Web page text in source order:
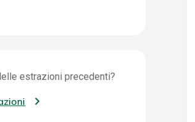
estrazioni precedenti?